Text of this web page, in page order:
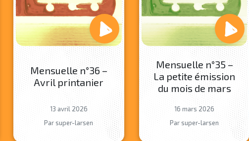
Mensuelle n°36 –
Avril printanier
13 avril 2026
Par super-larsen
Mensuelle n°35 –
La petite émission
du mois de mars
16 mars 2026
Par super-larsen